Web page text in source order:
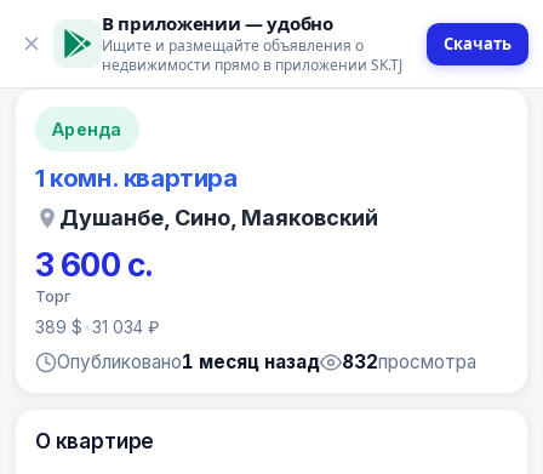
В приложении — удобно
Ищите и размещайте объявления о
недвижимости прямо в приложении SK.TJ
Скачать
12 фото
Аренда
1 комн. квартира
Душанбе, Сино, Маяковский
3 600 с.
Торг
389 $•31 034 ₽
Опубликовано1 месяц назад 832просмотра
О квартире